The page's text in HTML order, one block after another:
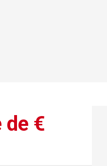
de €